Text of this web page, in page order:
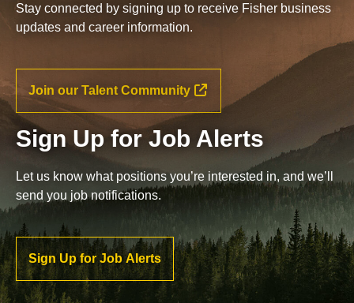
Stay connected by signing up to receive Fisher business
updates and career information.
Join our Talent Community
Sign Up for Job Alerts
Let us know what positions you’re interested in, and we’ll
send you job notifications.
Sign Up for Job Alerts